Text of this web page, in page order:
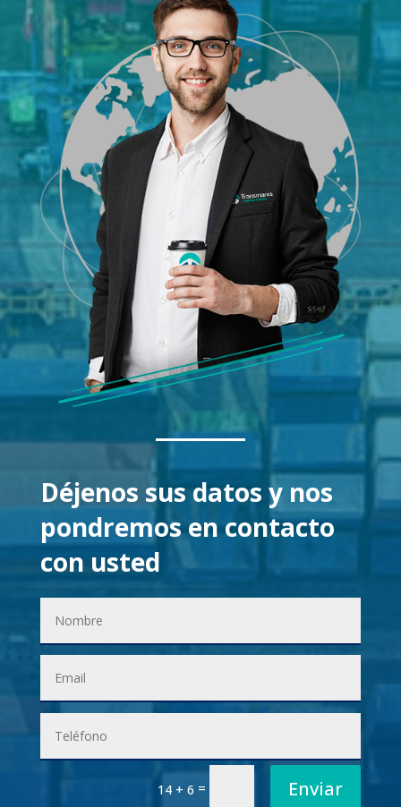
Déjenos sus datos y nos
pondremos en contacto
con usted
14 + 6 = Enviar